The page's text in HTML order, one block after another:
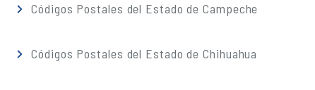
Códigos Postales del Estado de Campeche
Códigos Postales del Estado de Chihuahua